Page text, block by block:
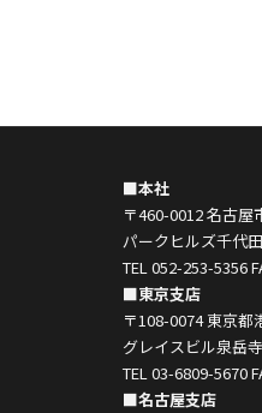
■本社
〒460-0012 名古
パークヒルズ千代
TEL 052-253-5356
■東京支店
〒108-0074 東京都
グレイスビル泉岳
TEL 03-6809-5670
■名古屋支店